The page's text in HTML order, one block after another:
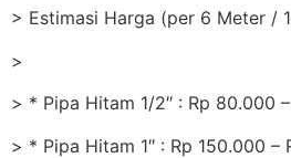
> Estimasi Harga (per 6 Meter /
>
> * Pipa Hitam 1/2″ : Rp 80.000
> * Pipa Hitam 1″ : Rp 150.000 –